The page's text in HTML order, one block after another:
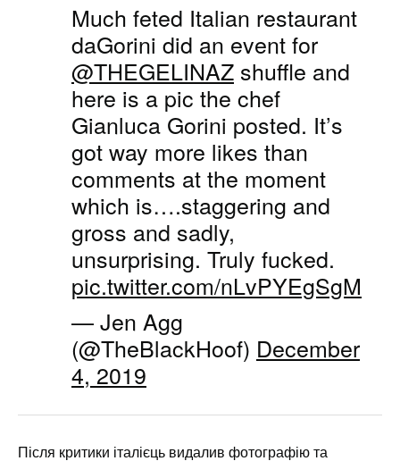
Much feted Italian restaurant
daGorini did an event for
@THEGELINAZ shuffle and
here is a pic the chef
Gianluca Gorini posted. It’s
got way more likes than
comments at the moment
which is….staggering and
gross and sadly,
unsurprising. Truly fucked.
pic.twitter.com/nLvPYEgSgM
— Jen Agg
(@TheBlackHoof) December
4, 2019
Після критики італієць видалив фотографію та